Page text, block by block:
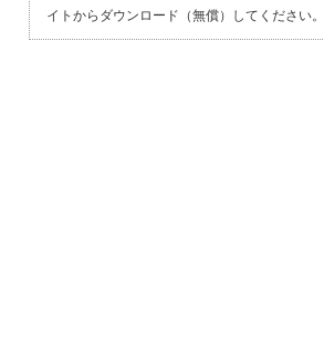
イトからダウンロード（無償）してください。